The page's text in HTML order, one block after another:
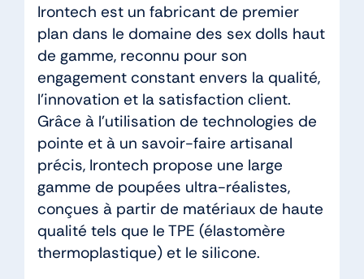
Irontech est un fabricant de premier
plan dans le domaine des sex dolls haut
de gamme, reconnu pour son
engagement constant envers la qualité,
l’innovation et la satisfaction client.
Grâce à l’utilisation de technologies de
pointe et à un savoir-faire artisanal
précis, Irontech propose une large
gamme de poupées ultra-réalistes,
conçues à partir de matériaux de haute
qualité tels que le TPE (élastomère
thermoplastique) et le silicone.